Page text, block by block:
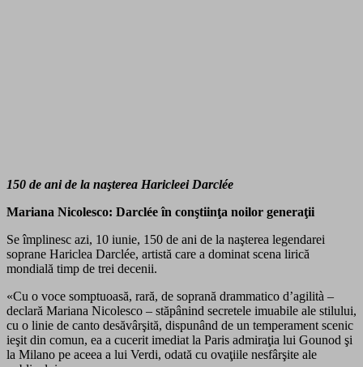
150 de ani de la naşterea Haricleei Darclée
Mariana Nicolesco: Darclée în conştiinţa noilor generaţii
Se împlinesc azi, 10 iunie, 150 de ani de la naşterea legendarei
soprane Hariclea Darclée, artistă care a dominat scena lirică
mondială timp de trei decenii.
«Cu o voce somptuoasă, rară, de soprană drammatico d’agilità –
declară Mariana Nicolesco – stăpânind secretele imuabile ale stilului,
cu o linie de canto desăvârşită, dispunând de un temperament scenic
ieşit din comun, ea a cucerit imediat la Paris admiraţia lui Gounod şi
la Milano pe aceea a lui Verdi, odată cu ovaţiile nesfârşite ale